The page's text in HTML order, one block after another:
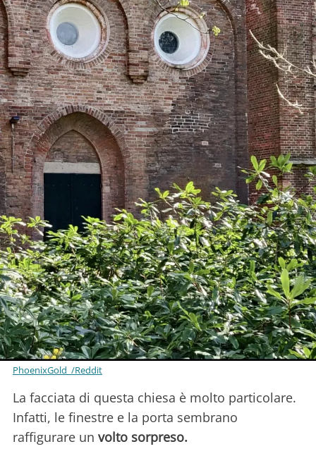
PhoenixGold_/Reddit
La facciata di questa chiesa è molto particolare.
Infatti, le finestre e la porta sembrano
raffigurare un volto sorpreso.